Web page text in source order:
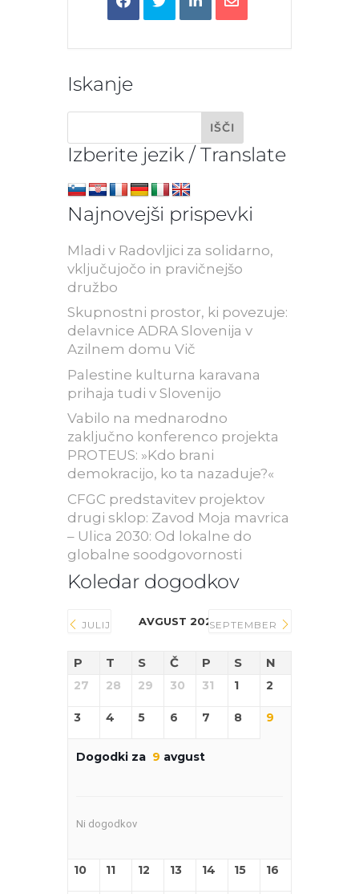
Iskanje
Izberite jezik / Translate
Najnovejši prispevki
Mladi v Radovljici za solidarno,
vključujočo in pravičnejšo
družbo
Skupnostni prostor, ki povezuje:
delavnice ADRA Slovenija v
Azilnem domu Vič
Palestine kulturna karavana
prihaja tudi v Slovenijo
Vabilo na mednarodno
zaključno konferenco projekta
PROTEUS: »Kdo brani
demokracijo, ko ta nazaduje?«
CFGC predstavitev projektov
drugi sklop: Zavod Moja mavrica
– Ulica 2030: Od lokalne do
globalne soodgovornosti
Koledar dogodkov
JULIJ AVGUST 2026SEPTEMBER
P T S Č P S N
27 28 29 30 31 1 2
3 4 5 6 7 8 9
Dogodki za 9 avgust
Ni dogodkov
10 11 12 13 14 15 16